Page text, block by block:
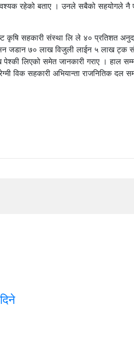
रहेको बताए । उनले सबैको सहयोगले
कृषि सहकारी संस्था लि ले ४० प्रतिशत
जडान ७० लाख विजुली लाईन ५ लाख ट्क
लिएको समेत जानकारी गराए । हाल
विक सहकारी अभियान्ता राजनितिक दल